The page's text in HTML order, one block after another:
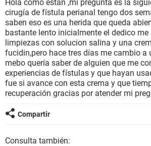
BIENESTAR
SEXUALIDAD
GLOSARIO
Hola como están ,mi pregunta es la
cirugía de fístula perianal tengo dos
saben eso es una herida que queda
bastante lento inicialmente el dedico me
limpiezas con solucion salina y una
fucidin,pero hace tres días me cambio a
mebo quería saber de alguien que me
experiencias de fístulas y que hayan
fue si avance con esta crema y que
recuperación gracias por atender mi
Compartir
Consulta también: